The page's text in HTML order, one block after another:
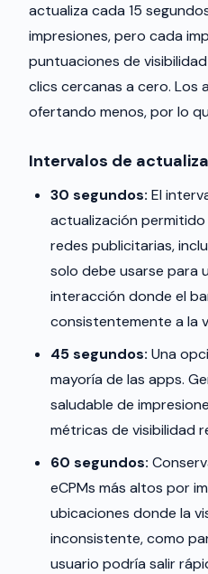
actualiza cada 15
impresiones, pero cada
puntuaciones de
clics cercanas a cero. Los
ofertando menos, por lo
Intervalos de
30 segundos: El
actualización
redes publicitarias,
solo debe usarse para
interacción donde el
consistentemente a la
45 segundos: Una
mayoría de las apps.
saludable de
métricas de visibilidad
60 segundos:
eCPMs más altos por
ubicaciones donde la
inconsistente, como
usuario podría salir